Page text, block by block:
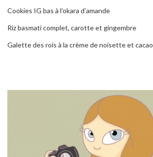
Cookies IG bas à l’okara d’amande
Riz basmati complet, carotte et gingembre
Galette des rois à la crème de noisette et cacao